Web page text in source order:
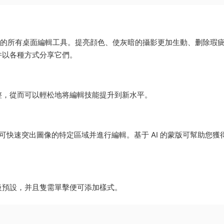
有桌面編輯工具。提亮顔色、使灰暗的攝影更加生動、删除瑕
各種方式分享它們。
從而可以輕松地将編輯技能提升到新水平。
快速突出圖像的特定區域并進行編輯。基于 AI 的蒙版可幫助您獲
設，并且隻需單擊便可添加樣式。